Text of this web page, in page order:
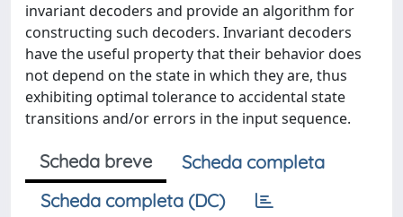
invariant decoders and provide an algorithm for
constructing such decoders. Invariant decoders
have the useful property that their behavior does
not depend on the state in which they are, thus
exhibiting optimal tolerance to accidental state
transitions and/or errors in the input sequence.
Scheda breve
Scheda completa
Scheda completa (DC)